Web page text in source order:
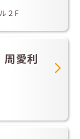
２F
愛利